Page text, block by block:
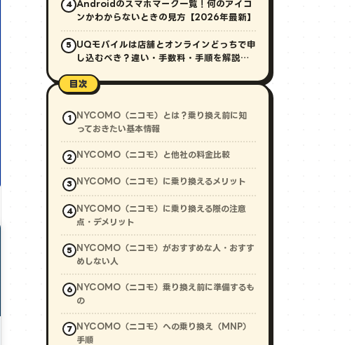
4
Androidのスマホマーク一覧！何のアイコ
ンかわからないときの見方【2026年最新】
5
UQモバイルは店舗とオンラインどっちで申
し込むべき？違い・手数料・手順を解説
目次
NYCOMO（ニコモ）とは？乗り換え前に知
っておきたい基本情報
NYCOMO（ニコモ）と他社の料金比較
NYCOMO（ニコモ）に乗り換えるメリット
NYCOMO（ニコモ）に乗り換える際の注意
点・デメリット
NYCOMO（ニコモ）がおすすめな人・おすす
めしない人
NYCOMO（ニコモ）乗り換え前に準備するも
の
NYCOMO（ニコモ）への乗り換え（MNP）
手順